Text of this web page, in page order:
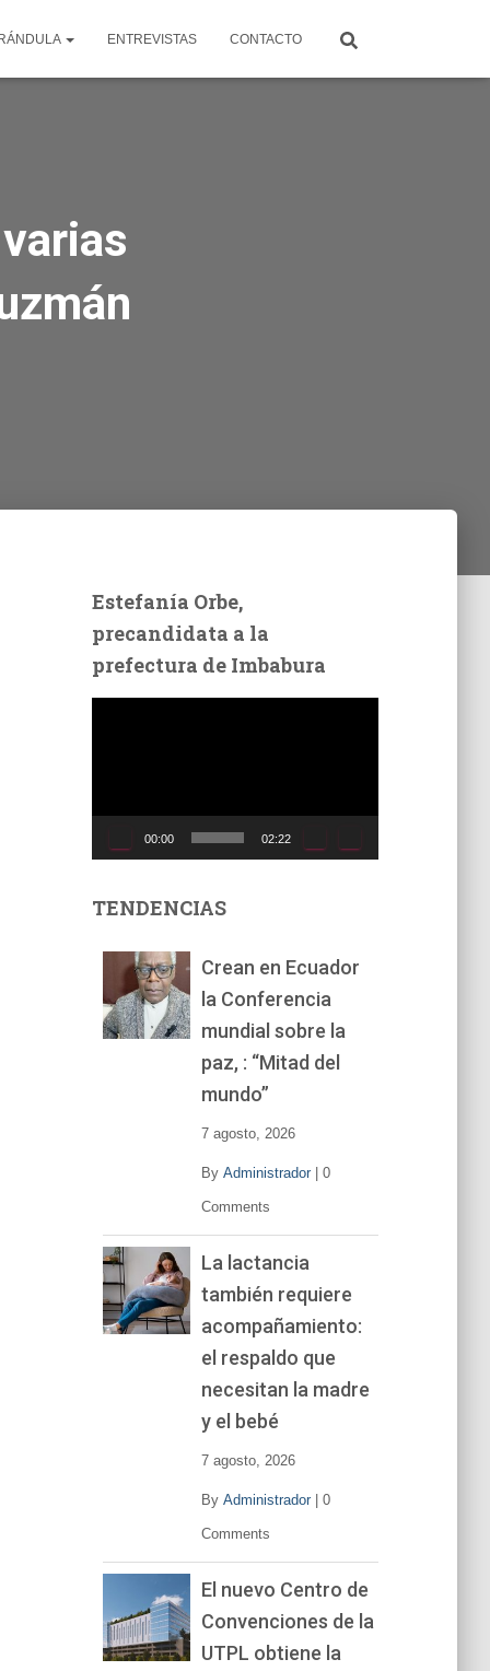
ENTREVISTAS CONTACTO
Estefanía Orbe,
precandidata a la
prefectura de Imbabura
t
00:00 02:22
TENDENCIAS
Crean en Ecuador
la Conferencia
mundial sobre la
paz, : “Mitad del
mundo”
7 agosto, 2026
By Administrador| 0
Comments
La lactancia
también requiere
acompañamiento:
el respaldo que
necesitan la madre
y el bebé
7 agosto, 2026
By Administrador| 0
Comments
El nuevo Centro de
Convenciones de la
UTPL obtiene la